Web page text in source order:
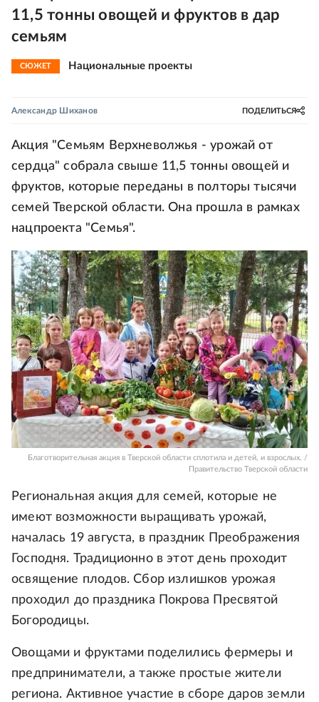
11,5 тонны овощей и фруктов в дар
семьям
СЮЖЕТ Национальные проекты
Александр Шиханов ПОДЕЛИТЬСЯ
Акция "Семьям Верхневолжья - урожай от
сердца" собрала свыше 11,5 тонны овощей и
фруктов, которые переданы в полторы тысячи
семей Тверской области. Она прошла в рамках
нацпроекта "Семья".
Благотворительная акция в Тверской области сплотила и детей, и взрослых. /
Правительство Тверской области
Региональная акция для семей, которые не
имеют возможности выращивать урожай,
началась 19 августа, в праздник Преображения
Господня. Традиционно в этот день проходит
освящение плодов. Сбор излишков урожая
проходил до праздника Покрова Пресвятой
Богородицы.
Овощами и фруктами поделились фермеры и
предприниматели, а также простые жители
региона. Активное участие в сборе даров земли